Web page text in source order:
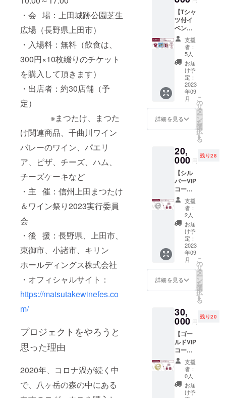
・会 場：上田城跡公園芝生
広場（長野県上田市）
・入場料：無料（飲食は、
300円×10枚綴りのチケット
を購入して頂きます）
・出店者：約30店舗（予
定）
※まつたけ、まつた
け関連商品、千曲川ワイン
バレーのワイン、パエリ
ア、ピザ、チーズ、ハム、
チーズケーキなど
・主 催：信州上田まつたけ
＆ワイン祭り2023実行委員
会
・後 援：長野県、上田市、
東御市、小諸市、キリン
ホールディングス株式会社
・オフィシャルサイト：
https://matsutakewinefes.co
m/
プロジェクトをやろうと
思った理由
2020年、コロナ渦が続く中
で、八ヶ岳の森の中にある
お渡
し） ・
ポスト
カード
（イベ
ント会
場での
お渡
し） ・
Thank
youメー
ル ・オ
フィ
HPへの
お名前
字）掲
載（9月
22日～
30日の
予定）
※支援
時、必
ず備考
欄に掲
載を希
望され
るお名
前をご
記入く
ださ
現地と
の往復
れませ
ん。
m、底
直径
69.5m
m、高
さ
235mm
量:207
ml / 重
量：約
113g /
材質:プ
ラス
チック /
色:クリ
ント会
場での
お渡
し） ・
首掛け
ワイン
グラス
バッグ1
個（サ
イズ：
縦240×
横170×
マチ
80mm/
材質：
色：エ
ンジ）
場での
お渡
し） ・
ポスト
カード
（イベ
ント会
場での
お渡
し） ・
Thank
直径
62.5m
m、底
直径
69.5m
m、高
235mm
量:207
ml / 重
量：約
113g /
材質:プ
ラス
製）
（イベ
ント会
場での
お渡
し） ・
首掛け
ワイン
グラス
バッグ2
個（サ
イズ：
縦240×
横170×
マチ
80mm/
材質：
（イベ
ント会
場での
お渡
し） ・
ポスト
カード
（イベ
ント会
場での
お渡
【Tシャ
ツ付イ
ベント
満喫ペ
アコー
ス】 ・
オリジ
ナルス
タッフT
シャツ2
枚(サイ
ズ：
S.M.L/
材質：
綿
100%/
ンジ)
（イベ
ント会
場での
お渡
し） ・
飲食チ
ケット
6,000円
分（イ
ベント
会場で
のお渡
し） ・
割れな
いグラ
ス2個
直径
62.5m
m、底
直径
69.5m
m、高
さ
235mm
量:207
ml / 重
支援
者：
5人
お届
け予
定：
2023
年09
月
詳細を見る
こ
の
リ
タ
ー
ン
を
選
択
す
る
20,
000 円
残り28
【シル
バーVIP
コー
ス】 ・
開会式
（9月23
日午前
10時～
10時30
分に会
場の上
田城跡
公園芝
生広場
にて開
催予
のご参
加 ・
VIP専用
席（テ
ント内
椅子席
3時間利
用可）
・オリ
ジナル
スタッ
支援
者：
2人
お届
け予
定：
2023
年09
月
詳細を見る
こ
の
リ
タ
ー
ン
を
選
択
す
る
30,
000 円
残り20
【ゴー
ルドVIP
コー
ス】 ・
開会式
（9月23
日午前
10時～
支援
者：
0人
お届
け予